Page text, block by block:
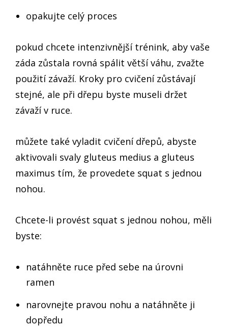
opakujte celý proces
pokud chcete intenzivnější trénink, aby vaše
záda zůstala rovná spálit větší váhu, zvažte
použití závaží. Kroky pro cvičení zůstávají
stejné, ale při dřepu byste museli držet
závaží v ruce.
můžete také vyladit cvičení dřepů, abyste
aktivovali svaly gluteus medius a gluteus
maximus tím, že provedete squat s jednou
nohou.
Chcete-li provést squat s jednou nohou, měli
byste:
natáhněte ruce před sebe na úrovni
ramen
narovnejte pravou nohu a natáhněte ji
dopředu